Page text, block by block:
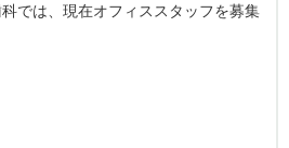
科では、現在オフィススタッフを募集